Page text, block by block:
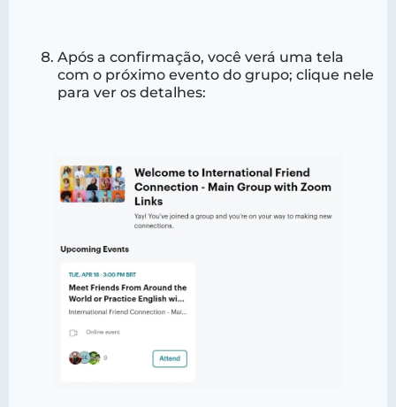
Após a confirmação, você verá uma tela
com o próximo evento do grupo; clique nele
para ver os detalhes: